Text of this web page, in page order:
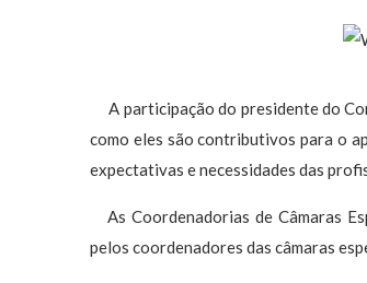
A participação do presidente do
como eles são contributivos para o
expectativas e necessidades das
As Coordenadorias de Câmaras
pelos coordenadores das câmaras